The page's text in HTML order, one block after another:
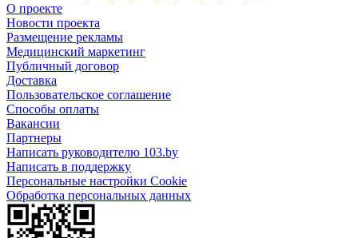
О проекте
Новости проекта
Размещение рекламы
Медицинский маркетинг
Публичный договор
Доставка
Пользовательское соглашение
Способы оплаты
Вакансии
Партнеры
Написать руководителю 103.by
Написать в поддержку
Персональные настройки Cookie
Обработка персональных данных